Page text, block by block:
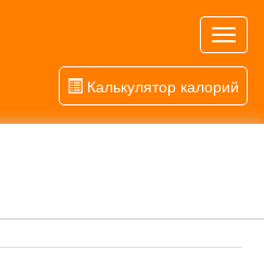
Калькулятор калорий